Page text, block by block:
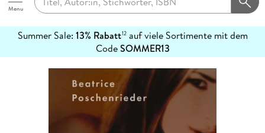
Menu
Summer Sale: 13% Rabatt12auf viele Sortimente mit dem
CodeSOMMER13
erfahren